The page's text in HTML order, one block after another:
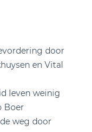
door
en Vital
leven weinig
Boer
weg door